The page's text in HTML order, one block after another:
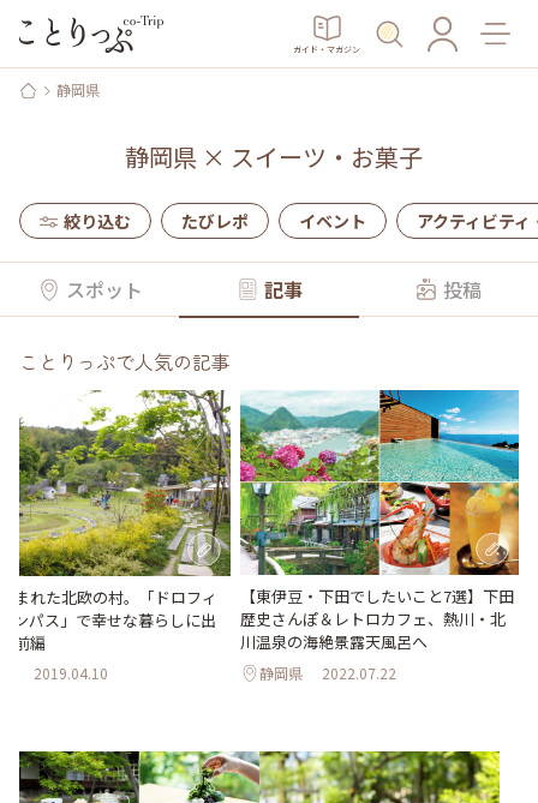
ガイド・マガジン
静岡県
静岡県 × スイーツ・お菓子
絞り込む たびレポ イベント アクティビティ
スポット 記事 投稿
ことりっぷで人気の記事
まれた北欧の村。「ドロフィ
ンパス」で幸せな暮らしに出
前編
2019.04.10
【東伊豆・下田でしたいこと7選】下田
歴史さんぽ＆レトロカフェ、熱川・北
川温泉の海絶景露天風呂へ
静岡県 2022.07.22